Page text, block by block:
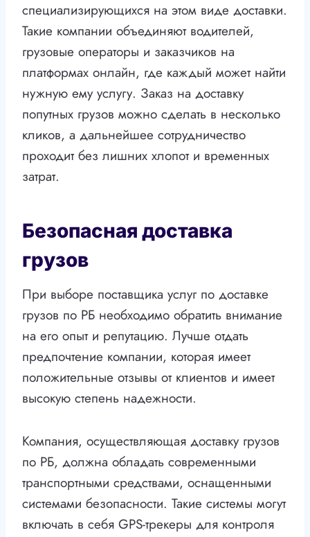
специализирующихся на этом виде доставки.
Такие компании объединяют водителей,
грузовые операторы и заказчиков на
платформах онлайн, где каждый может найти
нужную ему услугу. Заказ на доставку
попутных грузов можно сделать в несколько
кликов, а дальнейшее сотрудничество
проходит без лишних хлопот и временных
затрат.
Безопасная доставка
грузов
При выборе поставщика услуг по доставке
грузов по РБ необходимо обратить внимание
на его опыт и репутацию. Лучше отдать
предпочтение компании, которая имеет
положительные отзывы от клиентов и имеет
высокую степень надежности.
Компания, осуществляющая доставку грузов
по РБ, должна обладать современными
транспортными средствами, оснащенными
системами безопасности. Такие системы могут
включать в себя GPS-трекеры для контроля